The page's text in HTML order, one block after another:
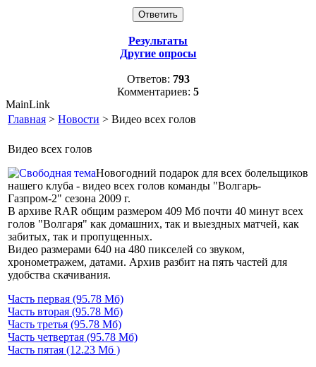
Результаты
Другие опросы
Ответов: 793
Комментариев: 5
MainLink
Главная > Новости > Видео всех голов
Видео всех голов
Новогодний подарок для всех болельщиков
нашего клуба - видео всех голов команды "Волгарь-
Газпром-2" сезона 2009 г.
В архиве RAR общим размером 409 Мб почти 40 минут всех
голов "Волгаря" как домашних, так и выездных матчей, как
забитых, так и пропущенных.
Видео размерами 640 на 480 пикселей со звуком,
хронометражем, датами. Архив разбит на пять частей для
удобства скачивания.
Часть первая (95.78 Мб)
Часть вторая (95.78 Мб)
Часть третья (95.78 Мб)
Часть четвертая (95.78 Мб)
Часть пятая (12.23 Мб )